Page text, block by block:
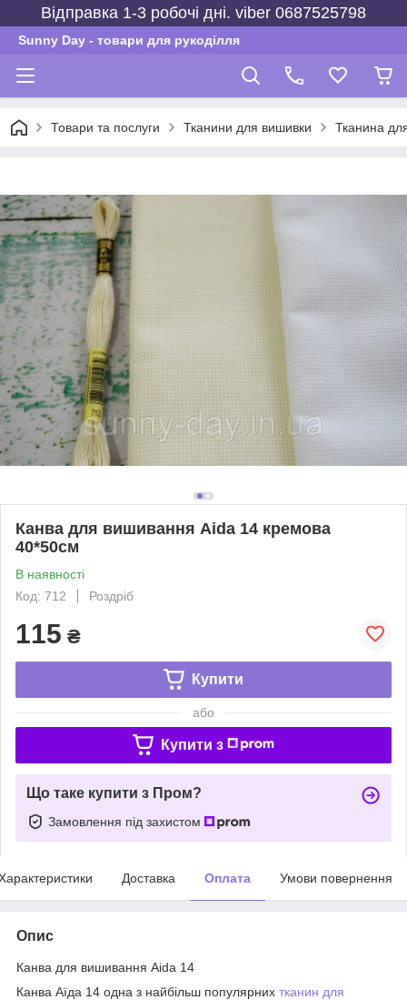
Відправка 1-3 робочі дні. viber 0687525798
Sunny Day - товари для рукоділля
Товари та послуги Тканини для вишивки Тканина
Канва для вишивання Aida 14 кремова
40*50см
В наявності
Код: 712
Роздріб
115 ₴
Купити
або
Купити з
Що таке купити з Пром?
Замовлення під захистом
Доставка Оплата Умови повернення
Опис
Канва для вишивання Aida 14
Канва Аїда 14 одна з найбільш популярних тканин для